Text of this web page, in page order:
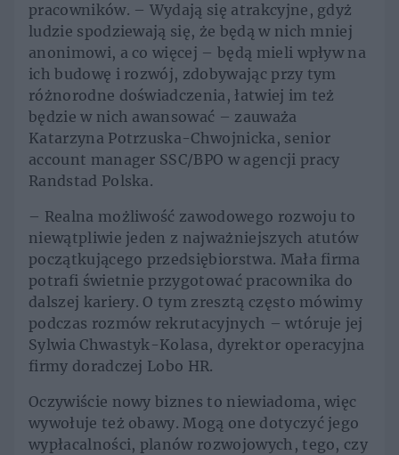
pracowników. – Wydają się atrakcyjne, gdyż
ludzie spodziewają się, że będą w nich mniej
anonimowi, a co więcej – będą mieli wpływ na
ich budowę i rozwój, zdobywając przy tym
różnorodne doświadczenia, łatwiej im też
będzie w nich awansować – zauważa
Katarzyna Potrzuska-Chwojnicka, senior
account manager SSC/BPO w agencji pracy
Randstad Polska.
– Realna możliwość zawodowego rozwoju to
niewątpliwie jeden z najważniejszych atutów
początkującego przedsiębiorstwa. Mała firma
potrafi świetnie przygotować pracownika do
dalszej kariery. O tym zresztą często mówimy
podczas rozmów rekrutacyjnych – wtóruje jej
Sylwia Chwastyk-Kolasa, dyrektor operacyjna
firmy doradczej Lobo HR.
Oczywiście nowy biznes to niewiadoma, więc
wywołuje też obawy. Mogą one dotyczyć jego
wypłacalności, planów rozwojowych, tego, czy